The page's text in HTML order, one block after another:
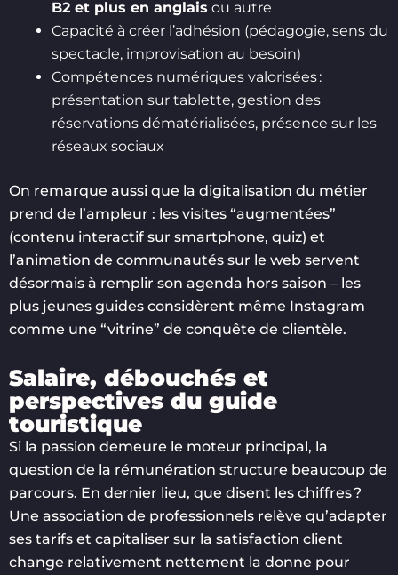
B2 et plus en anglais ou autre
Capacité à créer l’adhésion (pédagogie, sens du
spectacle, improvisation au besoin)
Compétences numériques valorisées :
présentation sur tablette, gestion des
réservations dématérialisées, présence sur les
réseaux sociaux
On remarque aussi que la digitalisation du métier
prend de l’ampleur : les visites “augmentées”
(contenu interactif sur smartphone, quiz) et
l’animation de communautés sur le web servent
désormais à remplir son agenda hors saison – les
plus jeunes guides considèrent même Instagram
comme une “vitrine” de conquête de clientèle.
Salaire, débouchés et
perspectives du guide
touristique
Si la passion demeure le moteur principal, la
question de la rémunération structure beaucoup de
parcours. En dernier lieu, que disent les chiffres ?
Une association de professionnels relève qu’adapter
ses tarifs et capitaliser sur la satisfaction client
change relativement nettement la donne pour